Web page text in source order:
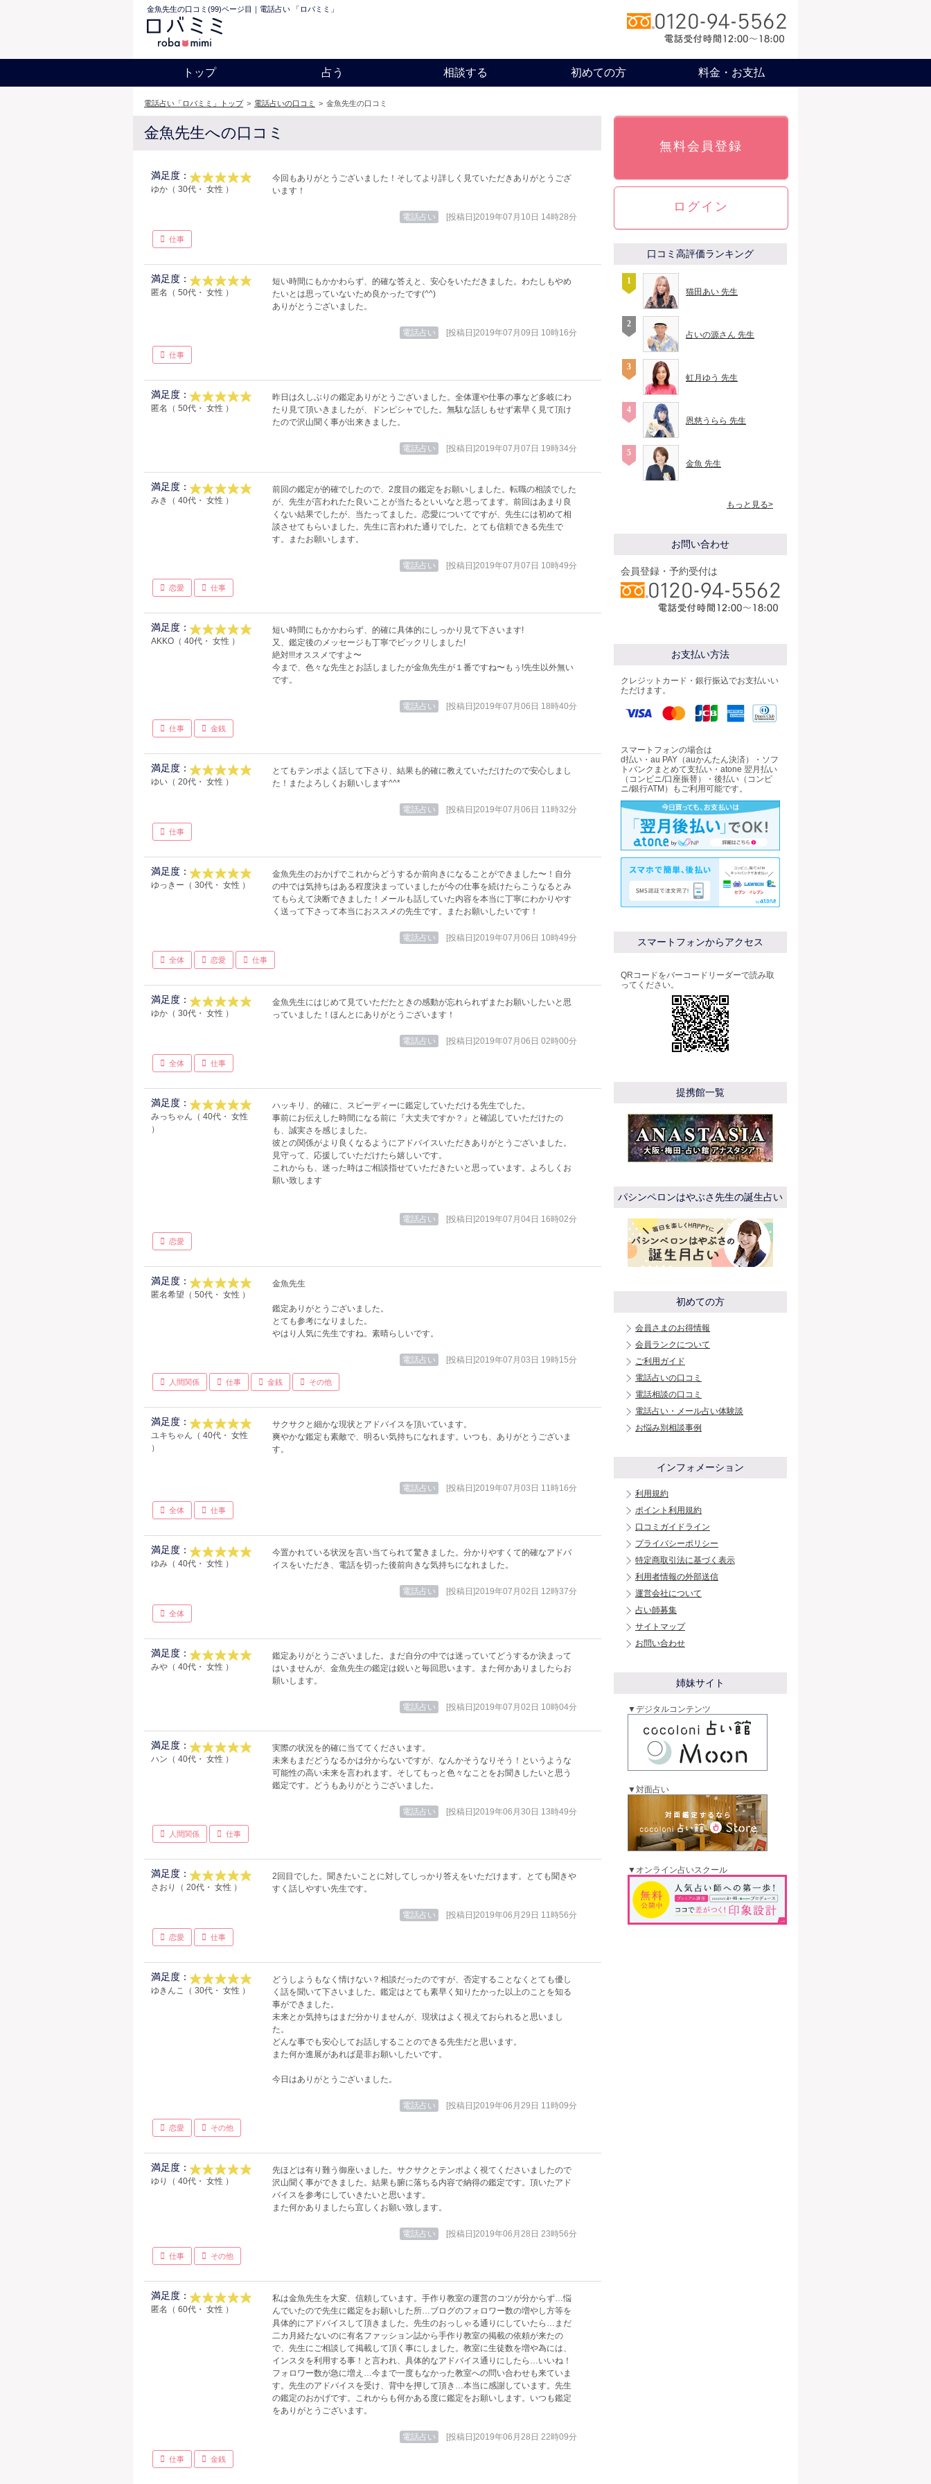
金魚先生の口コミ(99)ページ目｜電話占い 「ロバミミ」
トップ 占う 相談する 初めての方 料金・お支払
電話占い「ロバミミ」トップ > 電話占いの口コミ > 金魚先生の口コミ
金魚先生への口コミ
満足度：
ゆか（ 30代・ 女性 ）
今回もありがとうございました！そしてより詳しく見ていただきありがとうござ
います！
電話占い [投稿日]2019年07月10日 14時28分
仕事
満足度：
匿名（ 50代・ 女性 ）
短い時間にもかかわらず、的確な答えと、安心をいただきました。わたしもやめ
たいとは思っていないため良かったです(^^)
ありがとうございました。
電話占い [投稿日]2019年07月09日 10時16分
仕事
満足度：
匿名（ 50代・ 女性 ）
昨日は久しぶりの鑑定ありがとうございました。全体運や仕事の事など多岐にわ
たり見て頂いきましたが、ドンピシャでした。無駄な話しもせず素早く見て頂け
たので沢山聞く事が出来きました。
電話占い [投稿日]2019年07月07日 19時34分
満足度：
みき（ 40代・ 女性 ）
前回の鑑定が的確でしたので、2度目の鑑定をお願いしました。転職の相談でした
が、先生が言われたた良いことが当たるといいなと思ってます。前回はあまり良
くない結果でしたが、当たってました。恋愛についてですが、先生には初めて相
談させてもらいました。先生に言われた通りでした。とても信頼できる先生で
す。またお願いします。
電話占い [投稿日]2019年07月07日 10時49分
恋愛 仕事
満足度：
AKKO（ 40代・ 女性 ）
短い時間にもかかわらず、的確に具体的にしっかり見て下さいます!
又、鑑定後のメッセージも丁寧でビックリしました!
絶対!!!オススメですよ〜
今まで、色々な先生とお話しましたが金魚先生が１番ですね〜もぅ!先生以外無い
です。
電話占い [投稿日]2019年07月06日 18時40分
仕事 金銭
満足度：
ゆい（ 20代・ 女性 ）
とてもテンポよく話して下さり、結果も的確に教えていただけたので安心しまし
た！またよろしくお願いします^^*
電話占い [投稿日]2019年07月06日 11時32分
仕事
満足度：
ゆっきー（ 30代・ 女性 ）
金魚先生のおかげでこれからどうするか前向きになることができました〜！自分
の中では気持ちはある程度決まっていましたが今の仕事を続けたらこうなるとみ
てもらえて決断できました！メールも話していた内容を本当に丁寧にわかりやす
く送って下さって本当におススメの先生です。またお願いしたいです！
電話占い [投稿日]2019年07月06日 10時49分
全体 恋愛 仕事
満足度：
ゆか（ 30代・ 女性 ）
金魚先生にはじめて見ていただたときの感動が忘れられずまたお願いしたいと思
っていました！ほんとにありがとうございます！
電話占い [投稿日]2019年07月06日 02時00分
全体 仕事
満足度：
みっちゃん（ 40代・ 女性
）
ハッキリ、的確に、スピーディーに鑑定していただける先生でした。
事前にお伝えした時間になる前に『大丈夫ですか？』と確認していただけたの
も、誠実さを感じました。
彼との関係がより良くなるようにアドバイスいただきありがとうございました。
見守って、応援していただけたら嬉しいです。
これからも、迷った時はご相談指せていただきたいと思っています。よろしくお
願い致します
電話占い [投稿日]2019年07月04日 16時02分
恋愛
満足度：
匿名希望（ 50代・ 女性 ）
金魚先生
鑑定ありがとうございました。
とても参考になりました。
やはり人気に先生ですね。素晴らしいです。
電話占い [投稿日]2019年07月03日 19時15分
人間関係 仕事 金銭 その他
満足度：
ユキちゃん（ 40代・ 女性
）
サクサクと細かな現状とアドバイスを頂いています。
爽やかな鑑定も素敵で、明るい気持ちになれます。いつも、ありがとうございま
す。
電話占い [投稿日]2019年07月03日 11時16分
全体 仕事
満足度：
ゆみ（ 40代・ 女性 ）
今置かれている状況を言い当てられて驚きました。分かりやすくて的確なアドバ
イスをいただき、電話を切った後前向きな気持ちになれました。
電話占い [投稿日]2019年07月02日 12時37分
全体
満足度：
みや（ 40代・ 女性 ）
鑑定ありがとうございました。まだ自分の中では迷っていてどうするか決まって
はいませんが、金魚先生の鑑定は鋭いと毎回思います。また何かありましたらお
願いします。
電話占い [投稿日]2019年07月02日 10時04分
満足度：
ハン（ 40代・ 女性 ）
実際の状況を的確に当ててくださいます。
未来もまだどうなるかは分からないですが、なんかそうなりそう！というような
可能性の高い未来を言われます。そしてもっと色々なことをお聞きしたいと思う
鑑定です。どうもありがとうございました。
電話占い [投稿日]2019年06月30日 13時49分
人間関係 仕事
満足度：
さおり（ 20代・ 女性 ）
2回目でした。聞きたいことに対してしっかり答えをいただけます。とても聞きや
すく話しやすい先生です。
電話占い [投稿日]2019年06月29日 11時56分
恋愛 仕事
満足度：
ゆきんこ（ 30代・ 女性 ）
どうしようもなく情けない？相談だったのですが、否定することなくとても優し
く話を聞いて下さいました。鑑定はとても素早く知りたかった以上のことを知る
事ができました。
未来とか気持ちはまだ分かりませんが、現状はよく視えておられると思いまし
た。
どんな事でも安心してお話しすることのできる先生だと思います。
また何か進展があれば是非お願いしたいです。
今日はありがとうございました。
電話占い [投稿日]2019年06月29日 11時09分
恋愛 その他
満足度：
ゆり（ 40代・ 女性 ）
先ほどは有り難う御座いました。サクサクとテンポよく視てくださいましたので
沢山聞く事ができました。結果も腑に落ちる内容で納得の鑑定です。頂いたアド
バイスを参考にしていきたいと思います。
また何かありましたら宜しくお願い致します。
電話占い [投稿日]2019年06月28日 23時56分
仕事 その他
満足度：
匿名（ 60代・ 女性 ）
私は金魚先生を大変、信頼しています。手作り教室の運営のコツが分からず…悩
んでいたので先生に鑑定をお願いした所…ブログのフォロワー数の増やし方等を
具体的にアドバイスして頂きました。先生のおっしゃる通りにしていたら…まだ
二カ月経たないのに有名ファッション誌から手作り教室の掲載の依頼が来たの
で、先生にご相談して掲載して頂く事にしました。教室に生徒数を増や為には、
インスタを利用する事！と言われ、具体的なアドバイス通りにしたら…いいね！
フォロワー数が急に増え…今まで一度もなかった教室への問い合わせも来ていま
す。先生のアドバイスを受け、背中を押して頂き…本当に感謝しています。先生
の鑑定のおかげです。これからも何かある度に鑑定をお願いします。いつも鑑定
をありがとうございます。
電話占い [投稿日]2019年06月28日 22時09分
仕事 金銭
無料会員登録
ログイン
口コミ高評価ランキング
猫田あい 先生
占いの源さん 先生
虹月ゆう 先生
恩慈うらら 先生
金魚 先生
もっと見る>
お問い合わせ
会員登録・予約受付は
お支払い方法
クレジットカード・銀行振込でお支払いい
ただけます。
スマートフォンの場合は
d払い・au PAY（auかんたん決済）・ソフ
トバンクまとめて支払い・atone 翌月払い
（コンビニ/口座振替）・後払い（コンビ
ニ/銀行ATM）もご利用可能です。
スマートフォンからアクセス
QRコードをバーコードリーダーで読み取
ってください。
提携館一覧
パシンペロンはやぶさ先生の誕生占い
初めての方
会員さまのお得情報
会員ランクについて
ご利用ガイド
電話占いの口コミ
電話相談の口コミ
電話占い・メール占い体験談
お悩み別相談事例
インフォメーション
利用規約
ポイント利用規約
口コミガイドライン
プライバシーポリシー
特定商取引法に基づく表示
利用者情報の外部送信
運営会社について
占い師募集
サイトマップ
お問い合わせ
姉妹サイト
▼デジタルコンテンツ
▼対面占い
▼オンライン占いスクール